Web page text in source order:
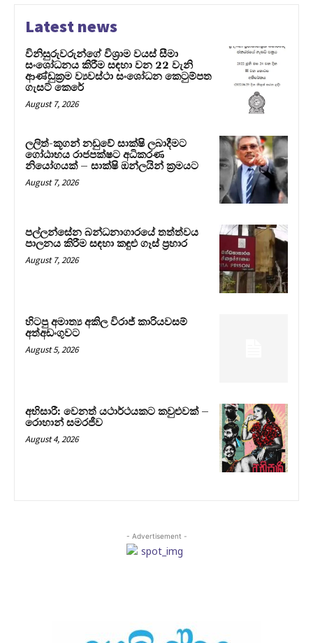
Latest news
විනිසුරුවරුන්ගේ විශ්‍රාම වයස් සීමා
සංශෝධනය කිරීම සඳහා වන 22 වැනි
ආණ්ඩුක්‍රම ව්‍යවස්ථා සංශෝධන කෙටුම්පත
ගැසට් කෙරේ
August 7, 2026
ලලිත්-කූගන් නඩුවේ සාක්ෂි ලබාදීමට
ගෝඨාභය රාජපක්ෂට අධිකරණ
නියෝගයක් – සාක්ෂි ඔන්ලයින් ක්‍රමයට
August 7, 2026
පල්ලන්සේන බන්ධනාගාරයේ තත්ත්වය
පාලනය කිරීම සඳහා කඳුළු ගෑස් ප්‍රහාර
August 7, 2026
හිටපු අමාත්‍ය අකිල විරාජ් කාරියවසම්
අත්අඩංගුවට
August 5, 2026
අභිසාරී: වෙනත් යථාර්ථයකට කවුළුවක් –
රොහාන් සමරජීව
August 4, 2026
- Advertisement -